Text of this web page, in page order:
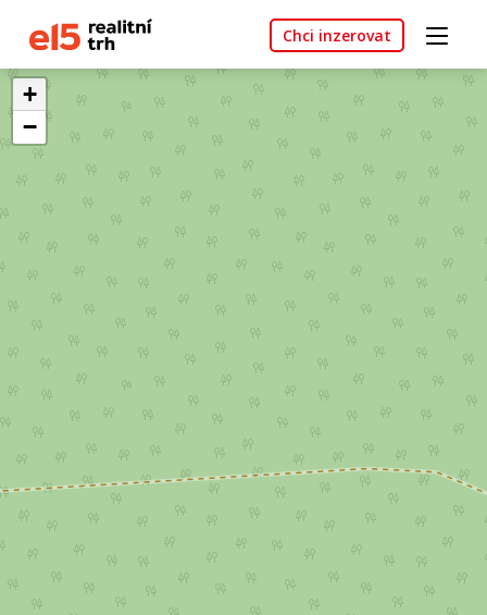
Chci inzerovat
+
−